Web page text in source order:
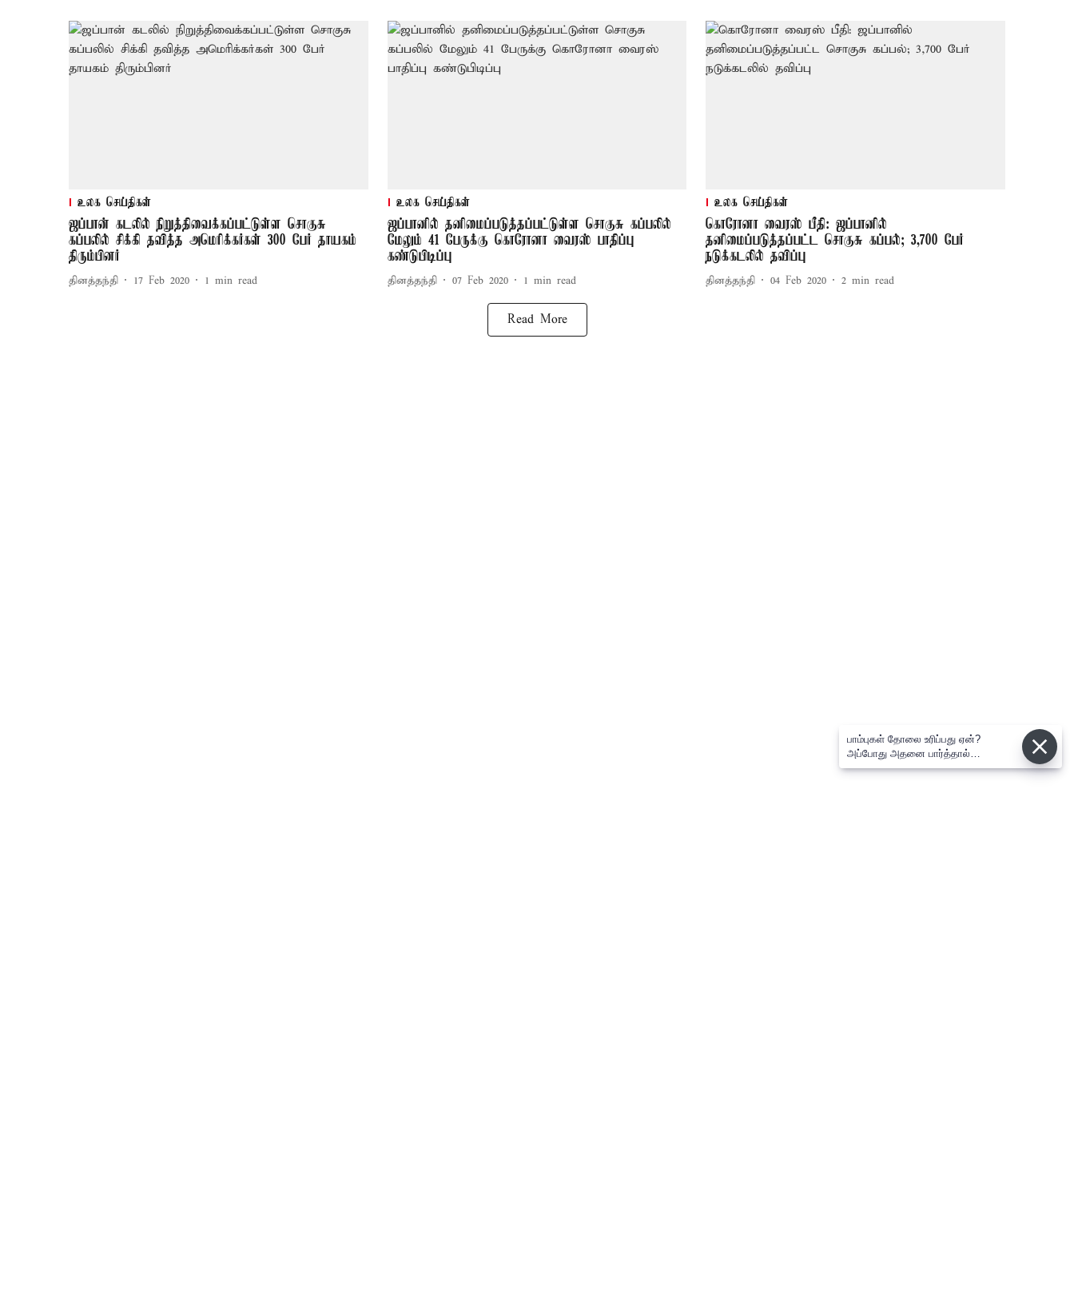
உலக செய்திகள்
ஜப்பான் கடலில் நிறுத்திவைக்கப்பட்டுள்ள சொகுசு
கப்பலில் சிக்கி தவித்த அமெரிக்கர்கள் 300 பேர் தாயகம்
திரும்பினர்
தினத்தந்தி 17 Feb 2020 1 min read
உலக செய்திகள்
ஜப்பானில் தனிமைப்படுத்தப்பட்டுள்ள சொகுசு கப்பலில்
மேலும் 41 பேருக்கு கொரோனா வைரஸ் பாதிப்பு
கண்டுபிடிப்பு
தினத்தந்தி 07 Feb 2020 1 min read
உலக செய்திகள்
கொரோனா வைரஸ் பீதி: ஜப்பானில்
தனிமைப்படுத்தப்பட்ட சொகுசு கப்பல்; 3,700 பேர்
நடுக்கடலில் தவிப்பு
தினத்தந்தி 04 Feb 2020 2 min read
Read More
பாம்புகள் தோலை உரிப்பது ஏன்?
அப்போது அதனை பார்த்தால்
பழிவாங்குமா?